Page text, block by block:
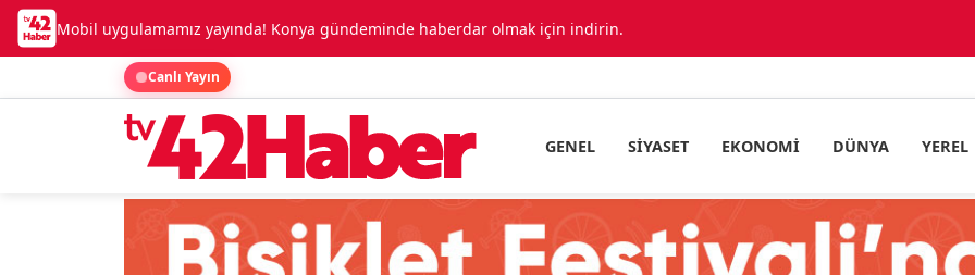
Mobil uygulamamız yayında! Konya gündeminde haberdar olmak için indirin.
Canlı Yayın
GENEL SIYASET EKONOMI DÜNYA YEREL